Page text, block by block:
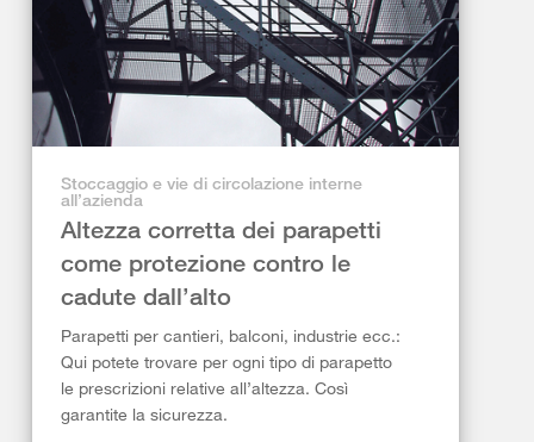
Stoccaggio e vie di circolazione interne
all’azienda
Altezza corretta dei parapetti
come protezione contro le
cadute dall’alto
Parapetti per cantieri, balconi, industrie ecc.:
Qui potete trovare per ogni tipo di parapetto
le prescrizioni relative all’altezza. Così
garantite la sicurezza.